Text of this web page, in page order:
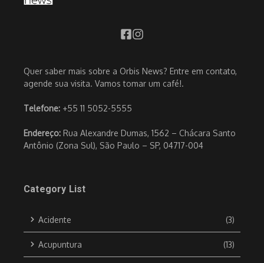
Quer saber mais sobre a Orbis News? Entre em contato,
agende sua visita. Vamos tomar um café!.
Telefone: +55 11 5052-5555
Endereço: Rua Alexandre Dumas, 1562 – Chácara Santo
Antônio (Zona Sul), São Paulo – SP, 04717-004
Category List
Acidente (3)
Acupuntura (13)